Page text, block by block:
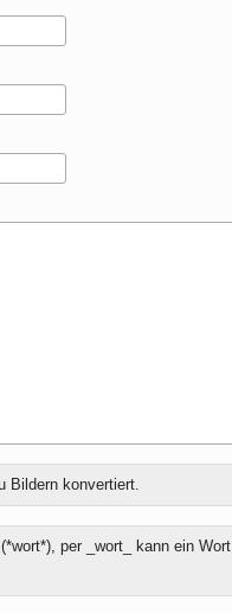
Bildern konvertiert.
per _wort_ kann ein Wort